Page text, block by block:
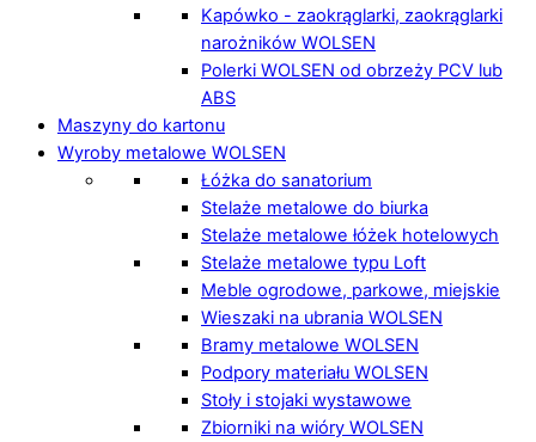
Kapówko - zaokrąglarki, zaokrąglarki
narożników WOLSEN
Polerki WOLSEN od obrzeży PCV lub
ABS
Maszyny do kartonu
Wyroby metalowe WOLSEN
Łóżka do sanatorium
Stelaże metalowe do biurka
Stelaże metalowe łóżek hotelowych
Stelaże metalowe typu Loft
Meble ogrodowe, parkowe, miejskie
Wieszaki na ubrania WOLSEN
Bramy metalowe WOLSEN
Podpory materiału WOLSEN
Stoły i stojaki wystawowe
Zbiorniki na wióry WOLSEN